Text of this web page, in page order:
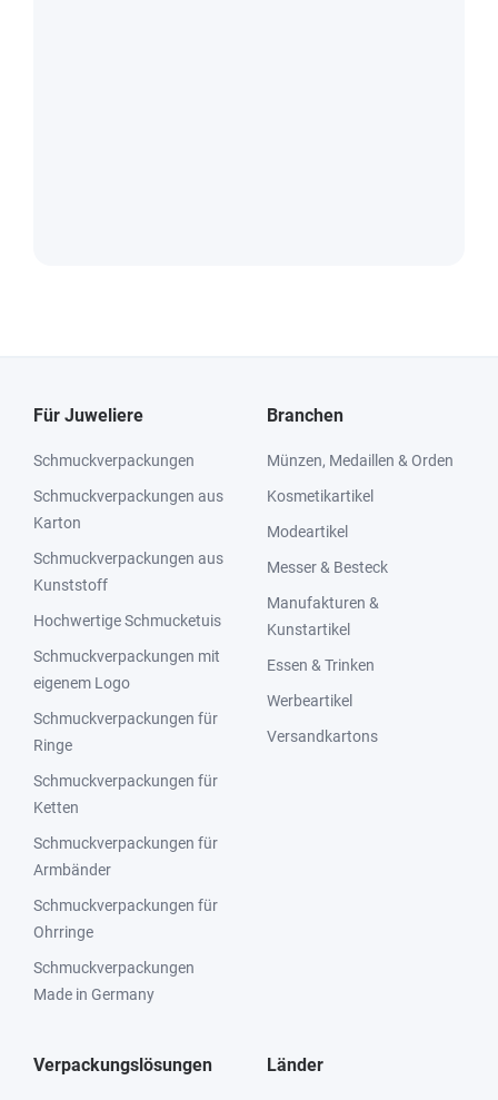
Für Juweliere
Schmuckverpackungen
Schmuckverpackungen aus
Karton
Schmuckverpackungen aus
Kunststoff
Hochwertige Schmucketuis
Schmuckverpackungen mit
eigenem Logo
Schmuckverpackungen für
Ringe
Schmuckverpackungen für
Ketten
Schmuckverpackungen für
Armbänder
Schmuckverpackungen für
Ohrringe
Schmuckverpackungen
Made in Germany
Branchen
Münzen, Medaillen & Orden
Kosmetikartikel
Modeartikel
Messer & Besteck
Manufakturen &
Kunstartikel
Essen & Trinken
Werbeartikel
Versandkartons
Verpackungslösungen Länder